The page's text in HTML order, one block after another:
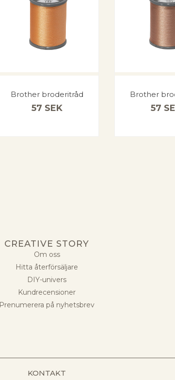
Brother broderitråd
57 SEK
Brother
57
CREATIVE STORY
Om oss
Hitta återförsäljare
DIY-univers
Kundrecensioner
Prenumerera på nyhetsbrev
KONTAKT